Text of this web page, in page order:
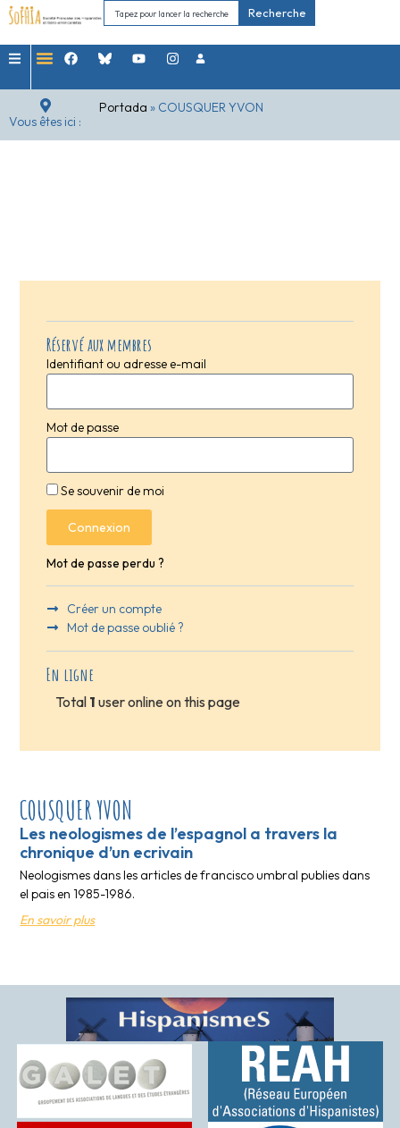
Recherche
Vous êtes ici :
Portada » COUSQUER YVON
Réservé aux membres
Identifiant ou adresse e-mail
Mot de passe
Se souvenir de moi
Connexion
Mot de passe perdu ?
Créer un compte
Mot de passe oublié ?
En ligne
Total 1 user online on this page
COUSQUER YVON
Les neologismes de l’espagnol a travers la
chronique d’un ecrivain
Neologismes dans les articles de francisco umbral publies dans
el pais en 1985-1986.
En savoir plus